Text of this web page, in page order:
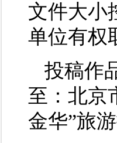
文件大小
单位有权
投稿作
至：北京
金华”旅